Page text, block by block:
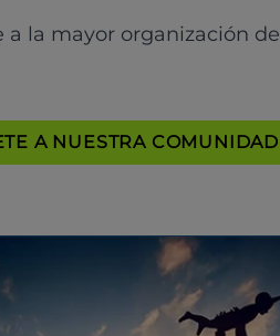
a la mayor organización
A NUESTRA COMUNIDAD